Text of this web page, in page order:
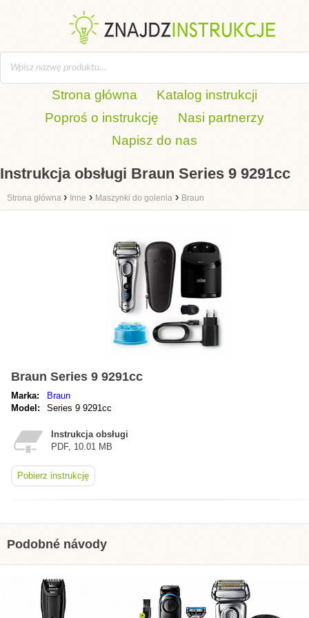
Strona główna
Katalog instrukcji
Poproś o instrukcję
Nasi partnerzy
Napisz do nas
Instrukcja obsługi Braun Series 9 9291cc
Strona główna › Inne › Maszynki do golenia › Braun
Braun Series 9 9291cc
Marka:
Braun
Model:
Series 9 9291cc
Instrukcja obsługi
PDF, 10.01 MB
Pobierz instrukcję
Podobné návody